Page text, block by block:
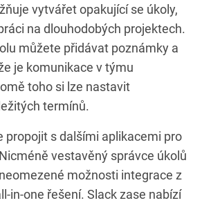
vytvářet opakující se úkoly,
na dlouhodobých projektech.
můžete přidávat poznámky a
je komunikace v týmu
toho si lze nastavit
termínů.
propojit s dalšími aplikacemi pro
vestavěný správce úkolů
možnosti integrace z
in-one řešení. Slack zase nabízí